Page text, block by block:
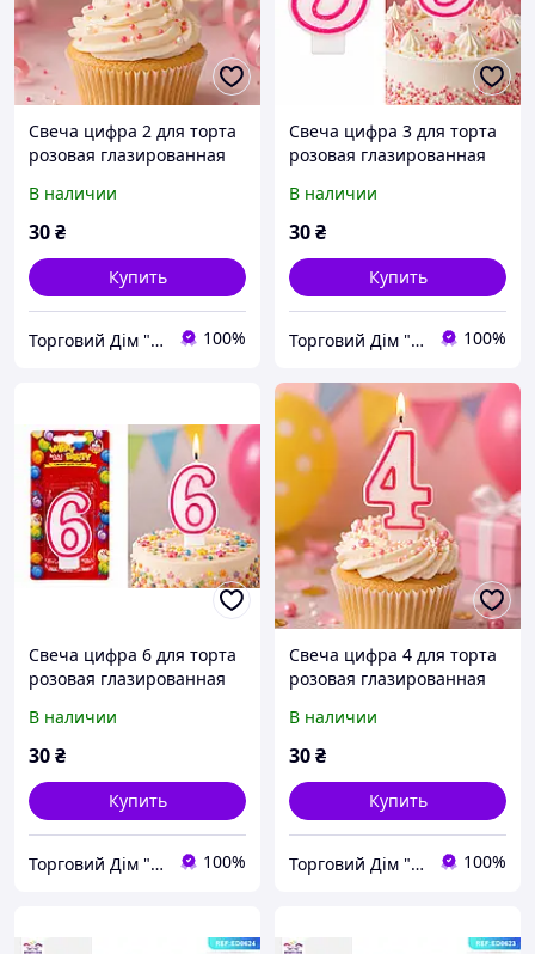
Свеча цифра 2 для торта
розовая глазированная
праздничная свеча на
день рождения
В наличии
30₴
Купить
Торговий Дім "RZS" 100%
Свеча цифра 3 для торта
розовая глазированная
праздничная свеча на
день рождения
В наличии
30₴
Купить
Торговий Дім "RZS" 100%
Свеча цифра 6 для торта
розовая глазированная
праздничная свеча на
день рождения
В наличии
30₴
Купить
Торговий Дім "RZS" 100%
Свеча цифра 4 для торта
розовая глазированная
праздничная свеча на
день рождения
В наличии
30₴
Купить
Торговий Дім "RZS" 100%